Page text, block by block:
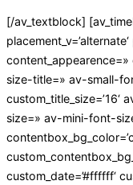
[/av_textblock]
content_appearence=»
size-title=» av-small-
size=» av-mini-font-
custom_date=’#ffffff‘